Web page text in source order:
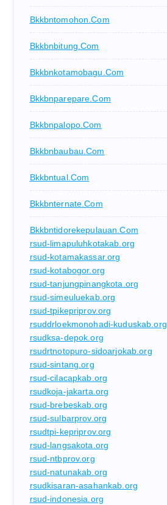
Bkkbntomohon.com
Bkkbnbitung.com
Bkkbnkotamobagu.com
Bkkbnparepare.com
Bkkbnpalopo.com
Bkkbnbaubau.com
Bkkbntual.com
Bkkbnternate.com
Bkkbntidorekepulauan.com
rsud-limapuluhkotakab.org
rsud-kotamakassar.org
rsud-kotabogor.org
rsud-tanjungpinangkota.org
rsud-simeuluekab.org
rsud-tpikepriprov.org
rsuddrloekmonohadi-kuduskab.org
rsudksa-depok.org
rsudrtnotopuro-sidoarjokab.org
rsud-sintang.org
rsud-cilacapkab.org
rsudkoja-jakarta.org
rsud-brebeskab.org
rsud-sulbarprov.org
rsudtpi-kepriprov.org
rsud-langsakota.org
rsud-ntbprov.org
rsud-natunakab.org
rsudkisaran-asahankab.org
rsud-indonesia.org